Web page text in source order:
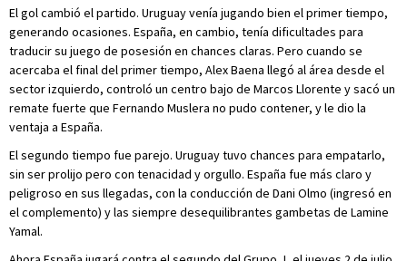
El gol cambió el partido. Uruguay venía jugando bien el primer tiempo,
generando ocasiones. España, en cambio, tenía dificultades para
traducir su juego de posesión en chances claras. Pero cuando se
acercaba el final del primer tiempo, Alex Baena llegó al área desde el
sector izquierdo, controló un centro bajo de Marcos Llorente y sacó un
remate fuerte que Fernando Muslera no pudo contener, y le dio la
ventaja a España.
El segundo tiempo fue parejo. Uruguay tuvo chances para empatarlo,
sin ser prolijo pero con tenacidad y orgullo. España fue más claro y
peligroso en sus llegadas, con la conducción de Dani Olmo (ingresó en
el complemento) y las siempre desequilibrantes gambetas de Lamine
Yamal.